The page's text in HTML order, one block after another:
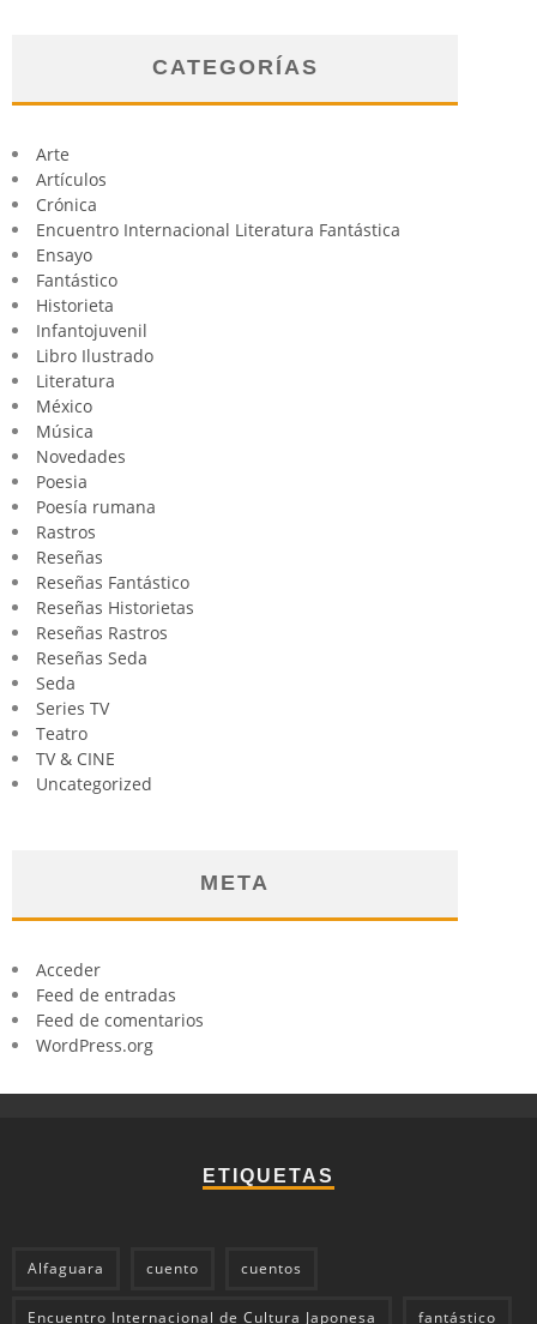
CATEGORÍAS
Arte
Artículos
Crónica
Encuentro Internacional Literatura Fantástica
Ensayo
Fantástico
Historieta
Infantojuvenil
Libro Ilustrado
Literatura
México
Música
Novedades
Poesia
Poesía rumana
Rastros
Reseñas
Reseñas Fantástico
Reseñas Historietas
Reseñas Rastros
Reseñas Seda
Seda
Series TV
Teatro
TV & CINE
Uncategorized
META
Acceder
Feed de entradas
Feed de comentarios
WordPress.org
ETIQUETAS
Alfaguara cuento cuentos
Encuentro Internacional de Cultura Japonesa fantástico